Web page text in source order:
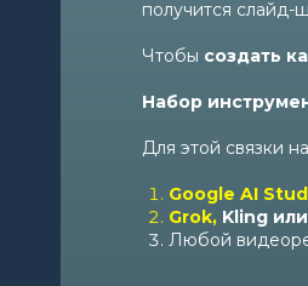
получится
Чтобы создать
Набор
Для этой связки
Google AI
Grok, Kling
Любой